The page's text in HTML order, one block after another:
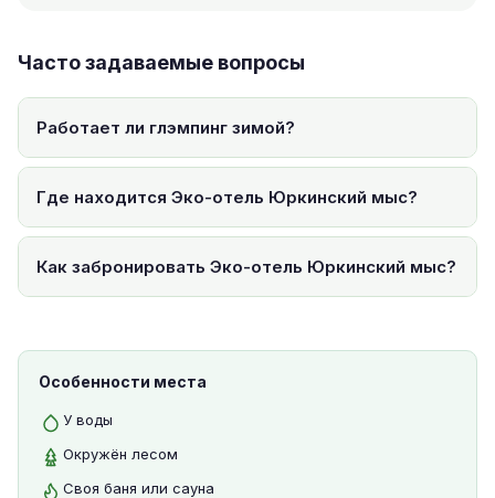
Часто задаваемые вопросы
Работает ли глэмпинг зимой?
Где находится Эко-отель Юркинский мыс?
Как забронировать Эко-отель Юркинский мыс?
Особенности места
У воды
Окружён лесом
Своя баня или сауна